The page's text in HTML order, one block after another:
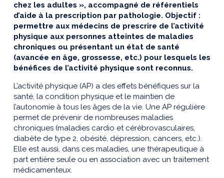
chez les adultes », accompagné de référentiels
d’aide à la prescription par pathologie. Objectif :
permettre aux médecins de prescrire de l’activité
physique aux personnes atteintes de maladies
chroniques ou présentant un état de santé
(avancée en âge, grossesse, etc.) pour lesquels les
bénéfices de l’activité physique sont reconnus.
L’activité physique (AP) a des effets bénéfiques sur la
santé, la condition physique et le maintien de
l’autonomie à tous les âges de la vie. Une AP régulière
permet de prévenir de nombreuses maladies
chroniques (maladies cardio et cérébrovasculaires,
diabète de type 2, obésité, dépression, cancers, etc.).
Elle est aussi, dans ces maladies, une thérapeutique à
part entière seule ou en association avec un traitement
médicamenteux.